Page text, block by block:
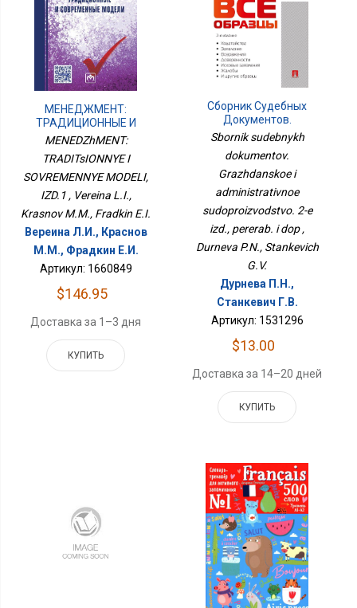
МЕНЕДЖМЕНТ:
ТРАДИЦИОННЫЕ И
СОВРЕМЕННЫЕ
MENEDZhMENT:
TRADITsIONNYE I
SOVREMENNYE MODELI,
IZD.1 , Vereina L.I.,
Krasnov M.M., Fradkin E.I.
Вереина Л.И., Краснов
М.М., Фрадкин Е.И.
Артикул: 1660849
$146.95
Доставка за 1–3 дня
КУПИТЬ
Сборник Судебных
Документов.
Гражданское И
Административное
Судопроизводство. 2-Е
Изд., Перераб. И Доп
Sbornik sudebnykh
dokumentov.
Grazhdanskoe i
administrativnoe
sudoproizvodstvo. 2-e
izd., pererab. i dop ,
Durneva P.N., Stankevich
G.V.
Дурнева П.Н.,
Станкевич Г.В.
Артикул: 1531296
$13.00
Доставка за 14–20 дней
КУПИТЬ